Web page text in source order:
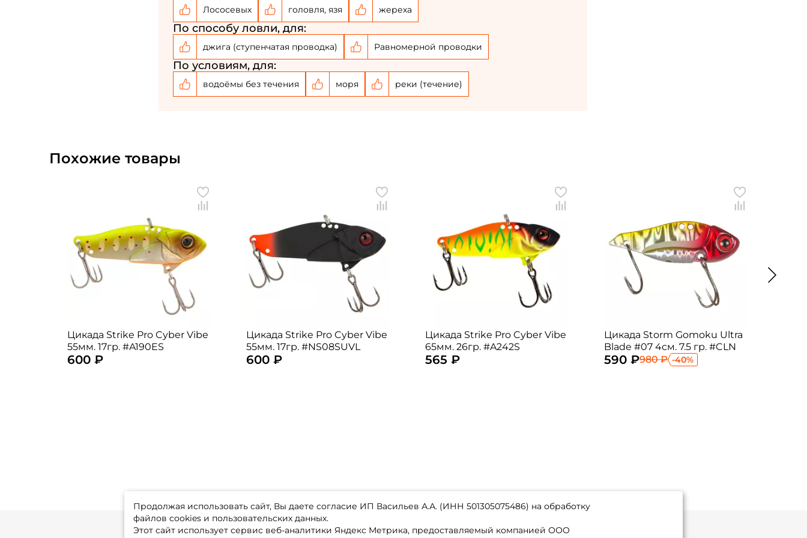
Лососевых головля, язя жереха
По способу ловли, для:
джига (ступенчатая проводка) Равномерной проводки
По условиям, для:
водоёмы без течения моря реки (течение)
Похожие товары
Цикада Strike Pro Cyber Vibe
55мм. 17гр. #A190ES
600 ₽
Цикада Strike Pro Cyber Vibe
55мм. 17гр. #NS08SUVL
600 ₽
Цикада Strike Pro Cyber Vibe
65мм. 26гр. #A242S
565 ₽
Цикада Storm Gomoku Ultra
Blade #07 4см. 7.5 гр. #CLN
590 ₽980 ₽ -40%
Продолжая использовать сайт, Вы даете согласие ИП Васильев А.А. (ИНН 501305075486) на обработку
файлов cookies и пользовательских данных.
Этот сайт использует сервис веб-аналитики Яндекс Метрика, предоставляемый компанией ООО